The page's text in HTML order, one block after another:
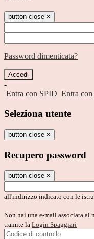
button close ×
Password dimenticata?
-
Entra con SPID Entra
Seleziona utente
button close ×
Recupero password
button close ×
all'indirizzo indicato con le
Non hai una e-mail associata al
tramite la Login Spaggiari